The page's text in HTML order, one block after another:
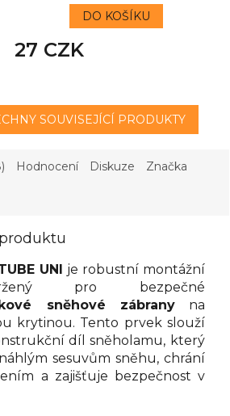
27 CZK
DO KOŠÍKU
SOUVISEJÍCÍ PRODUKTY
Hodnocení Diskuze Značka
UNI je robustní montážní
pro bezpečné
sněhové zábrany
na
krytinou. Tento prvek slouží
díl sněholamu, který
sesuvům sněhu, chrání
a zajišťuje bezpečnost v